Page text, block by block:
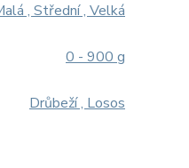
, Střední , Velká
0 - 900 g
Drůbeží , Losos